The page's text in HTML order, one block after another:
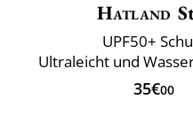
Hatland
UPF50+
Ultraleicht und
35€00